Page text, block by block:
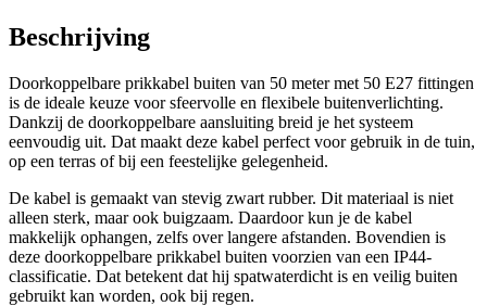
Beschrijving
Doorkoppelbare prikkabel buiten van 50 meter met 50 E27 fittingen
is de ideale keuze voor sfeervolle en flexibele buitenverlichting.
Dankzij de doorkoppelbare aansluiting breid je het systeem
eenvoudig uit. Dat maakt deze kabel perfect voor gebruik in de tuin,
op een terras of bij een feestelijke gelegenheid.
De kabel is gemaakt van stevig zwart rubber. Dit materiaal is niet
alleen sterk, maar ook buigzaam. Daardoor kun je de kabel
makkelijk ophangen, zelfs over langere afstanden. Bovendien is
deze doorkoppelbare prikkabel buiten voorzien van een IP44-
classificatie. Dat betekent dat hij spatwaterdicht is en veilig buiten
gebruikt kan worden, ook bij regen.